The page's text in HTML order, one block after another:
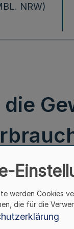
NRW)
für
-
werden Cookies
die für die